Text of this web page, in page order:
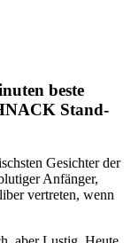
beste
Stand-
Gesichter der
Anfänger,
vertreten, wenn